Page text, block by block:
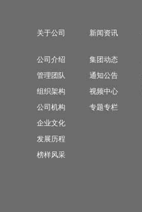
关于公司
公司介绍
管理团队
组织架构
公司机构
企业文化
发展历程
榜样风采
新闻资讯
集团动态
通知公告
视频中心
专题专栏